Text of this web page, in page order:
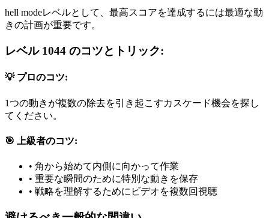
hell modeレベルとして、最高スコアを達成するには最適な動
きの計画が重要です。
レベル 1044 のコツとトリック:
💡 プロのコツ:
1つの動きが複数の除去を引き起こすカスケード機会を探し
てください。
🎯 上級者のコツ:
• 角から始めて内側に向かって作業
• 重要な瞬間のために特別な動きを保存
• 戦略を理解するためにビデオを複数回視聴